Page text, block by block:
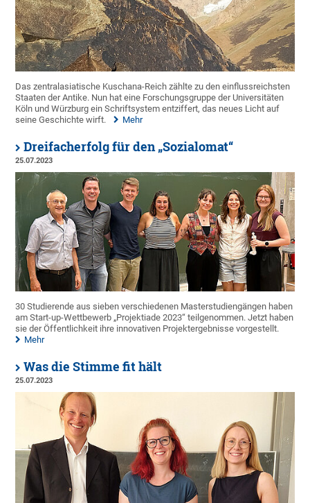
Das zentralasiatische Kuschana-Reich zählte zu den einflussreichsten
Staaten der Antike. Nun hat eine Forschungsgruppe der Universitäten
Köln und Würzburg ein Schriftsystem entziffert, das neues Licht auf
seine Geschichte wirft.
Mehr
Dreifacherfolg für den „Sozialomat“
25.07.2023
30 Studierende aus sieben verschiedenen Masterstudiengängen haben
am Start-up-Wettbewerb „Projektiade 2023“ teilgenommen. Jetzt haben
sie der Öffentlichkeit ihre innovativen Projektergebnisse vorgestellt.
Mehr
Was die Stimme fit hält
25.07.2023